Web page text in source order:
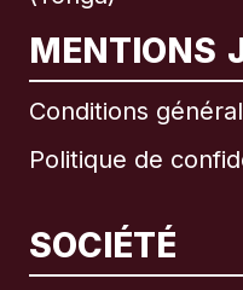
MENTIONS
Conditions
Politique de
SOCIÉTÉ